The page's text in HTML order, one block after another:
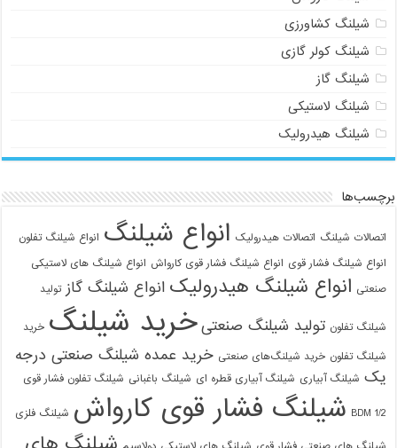
شیلنگ کشاورزی
شیلنگ کولر گازی
شیلنگ گاز
شیلنگ لاستیکی
شیلنگ هیدرولیک
برچسب‌ها
اتصالات شیلنگ اتصالات هیدرولیک انواع شیلنگ انواع شیلنگ تفلون
انواع شیلنگ فشار قوی انواع شیلنگ فشار قوی کارواش انواع شیلنگ های لاستیکی
صنعتی انواع شیلنگ هیدرولیک انواع شیلنگ گاز تولید
شیلنگ تفلون تولید شیلنگ صنعتی خرید شیلنگ خرید
شیلنگ تفلون خرید شیلنگ‌های صنعتی خرید عمده شیلنگ صنعتی درجه
یک شیلنگ آبیاری شیلنگ آبیاری قطره ای شیلنگ باغبانی شیلنگ تفلون فشار قوی
1/2 BDM شیلنگ فشار قوی کارواش شیلنگ فلزی